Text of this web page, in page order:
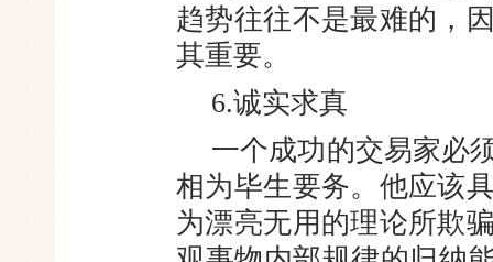
趋势往往不是最难的，
其重要。
6.诚实求真
一个成功的交易家必
相为毕生要务。他应该
为漂亮无用的理论所欺